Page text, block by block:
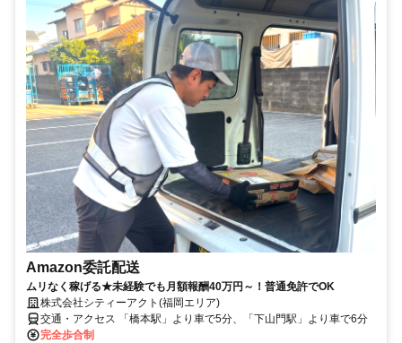
Amazon委託配送
ムリなく稼げる★未経験でも月額報酬40万円～！普通免許でOK
株式会社シティーアクト(福岡エリア)
交通・アクセス 「橋本駅」より車で5分、「下山門駅」より車で6分
完全歩合制